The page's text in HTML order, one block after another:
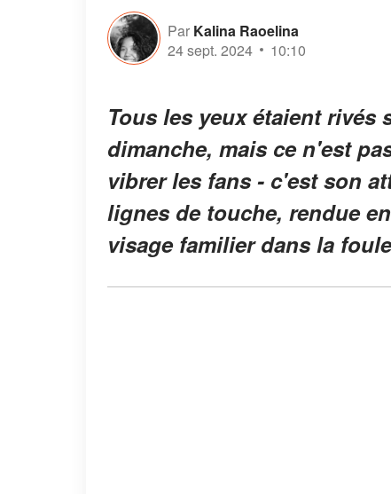
Par Kalina Raoelina
24 sept. 2024
10:10
Tous les yeux étaient rivés
dimanche, mais ce n'est
vibrer les fans - c'est son
lignes de touche, rendue
visage familier dans la